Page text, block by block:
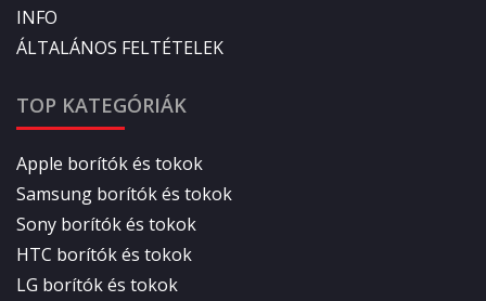
INFO
ÁLTALÁNOS FELTÉTELEK
TOP KATEGÓRIÁK
Apple borítók és tokok
Samsung borítók és tokok
Sony borítók és tokok
HTC borítók és tokok
LG borítók és tokok